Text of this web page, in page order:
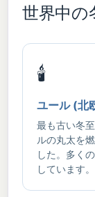
世界中の
🕯️
ユール (北
最も古い冬
ルの丸太を
した。多く
しています。